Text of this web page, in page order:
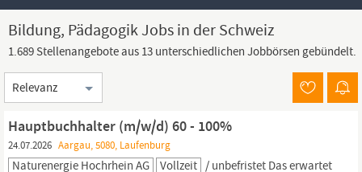
Bildung, Pädagogik Jobs in der Schweiz
1.689 Stellenangebote aus 13 unterschiedlichen Jobbörsen gebündelt.
Sortierung
Hauptbuchhalter (m/w/d) 60 - 100%
24.07.2026 Aargau, 5080, Laufenburg
Naturenergie Hochrhein AG Vollzeit / unbefristet Das erwartet